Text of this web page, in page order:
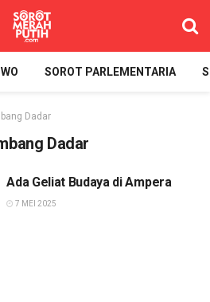
SOROT PARLEMENTARIA
Dadar
Dadar
Ada Geliat Budaya di Ampera
7 MEI 2025